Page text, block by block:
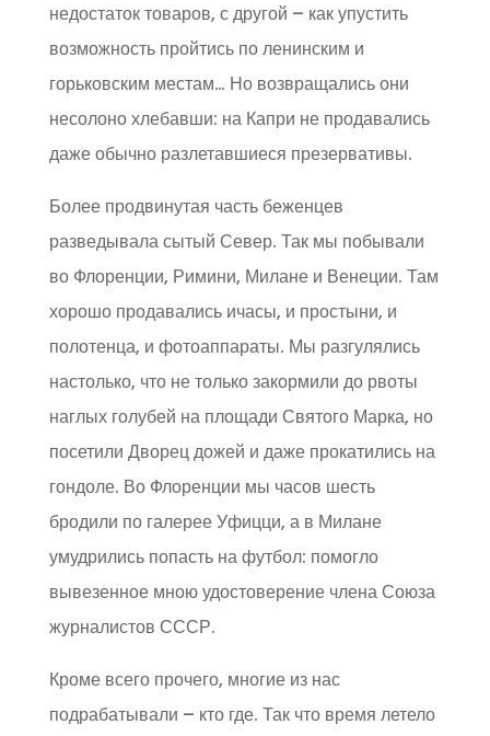
недостаток товаров, с другой – как упустить
возможность пройтись по ленинским и
горьковским местам… Но возвращались они
несолоно хлебавши: на Капри не продавались
даже обычно разлетавшиеся презервативы.
Более продвинутая часть беженцев
разведывала сытый Север. Так мы побывали
во Флоренции, Римини, Милане и Венеции. Там
хорошо продавались ичасы, и простыни, и
полотенца, и фотоаппараты. Мы разгулялись
настолько, что не только закормили до рвоты
наглых голубей на площади Святого Марка, но
посетили Дворец дожей и даже прокатились на
гондоле. Во Флоренции мы часов шесть
бродили по галерее Уфицци, а в Милане
умудрились попасть на футбол: помогло
вывезенное мною удостоверение члена Союза
журналистов СССР.
Кроме всего прочего, многие из нас
подрабатывали – кто где. Так что время летело